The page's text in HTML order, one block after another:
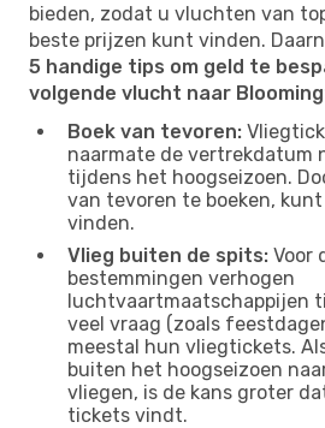
bieden, zodat u vluchten van
beste prijzen kunt vinden.
5 handige tips om geld te
volgende vlucht naar
Boek van tevoren:
naarmate de vertrekdatum
tijdens het hoogseizoen.
van tevoren te boeken,
vinden.
Vlieg buiten de spits: Voor
bestemmingen verhogen
luchtvaartmaatschappijen
veel vraag (zoals
meestal hun vliegtickets.
buiten het hoogseizoen
vliegen, is de kans groter
tickets vindt.